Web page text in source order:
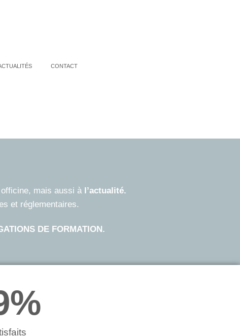
CONTACT
mais aussi à l’actualité.
et réglementaires.
DE FORMATION.
%